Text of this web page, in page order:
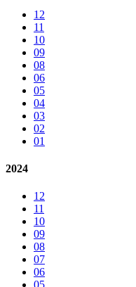
12
11
10
09
08
06
05
04
03
02
01
2024
12
11
10
09
08
07
06